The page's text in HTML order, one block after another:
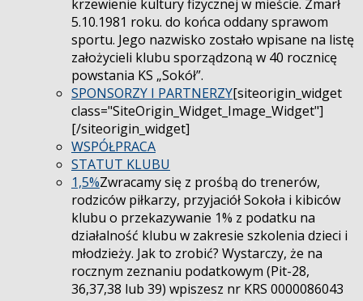
krzewienie kultury fizycznej w mieście. Zmarł
5.10.1981 roku. do końca oddany sprawom
sportu. Jego nazwisko zostało wpisane na listę
założycieli klubu sporządzoną w 40 rocznicę
powstania KS „Sokół”.
SPONSORZY I PARTNERZY[siteorigin_widget
class="SiteOrigin_Widget_Image_Widget"]
[/siteorigin_widget]
WSPÓŁPRACA
STATUT KLUBU
1,5%Zwracamy się z prośbą do trenerów,
rodziców piłkarzy, przyjaciół Sokoła i kibiców
klubu o przekazywanie 1% z podatku na
działalność klubu w zakresie szkolenia dzieci i
młodzieży. Jak to zrobić? Wystarczy, że na
rocznym zeznaniu podatkowym (Pit-28,
36,37,38 lub 39) wpiszesz nr KRS 0000086043